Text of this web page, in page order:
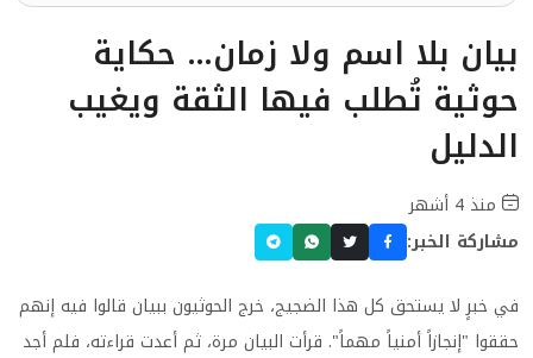
بيان بلا اسم ولا زمان… حكاية
حوثية تُطلب فيها الثقة ويغيب
الدليل
منذ 4 أشهر
مشاركة الخبر:
في خبرٍ لا يستحق كل هذا الضجيج، خرج الحوثيون ببيان قالوا فيه إنهم
حققوا "إنجازاً أمنياً مهماً". قرأت البيان مرة، ثم أعدت قراءته، فلم أجد